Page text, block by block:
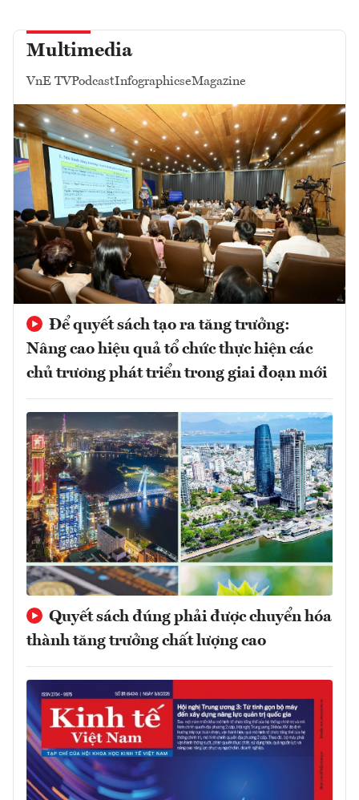
Multimedia
VnE TVPodcastInfographicseMagazine
Để quyết sách tạo ra tăng trưởng:
Nâng cao hiệu quả tổ chức thực hiện các
chủ trương phát triển trong giai đoạn mới
Quyết sách đúng phải được chuyển hóa
thành tăng trưởng chất lượng cao